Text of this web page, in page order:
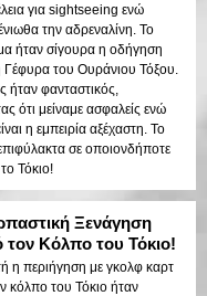
για sightseeing ενώ
την αδρεναλίνη. Το
ήταν σίγουρα η οδήγηση
του Ουράνιου Τόξου.
φανταστικός,
ότι μείναμε ασφαλείς ενώ
η εμπειρία αξέχαστη. Το
σε οποιονδήποτε
Τόκιο!
Ξενάγηση
Κόλπο του Τόκιο!
η περιήγηση με γκολφ καρτ
κόλπο του Τόκιο ήταν